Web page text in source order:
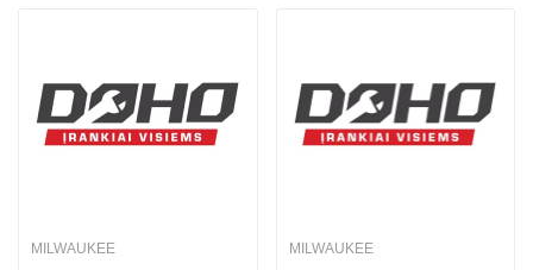
MILWAUKEE MILWAUKEE